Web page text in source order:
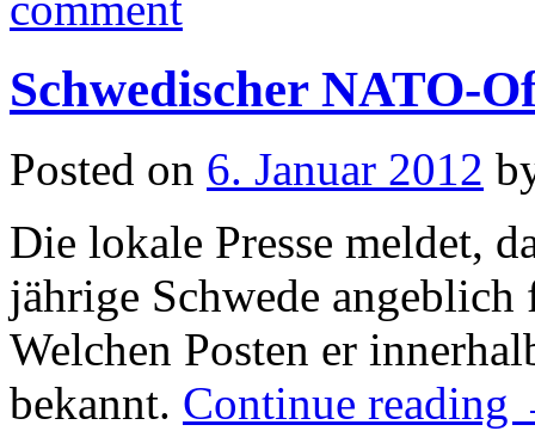
Schwedischer NATO-
Posted on 6. Januar 2012
Die lokale Presse meldet,
jährige Schwede
Welchen Posten er
bekannt. Continue reading